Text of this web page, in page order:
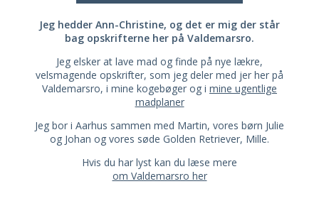
Jeg hedder Ann-Christine, og det er mig der står
bag opskrifterne her på Valdemarsro.
Jeg elsker at lave mad og finde på nye lækre,
velsmagende opskrifter, som jeg deler med jer her på
Valdemarsro, i mine kogebøger og i mine ugentlige
madplaner
Jeg bor i Aarhus sammen med Martin, vores børn Julie
og Johan og vores søde Golden Retriever, Mille.
Hvis du har lyst kan du læse mere
om Valdemarsro her